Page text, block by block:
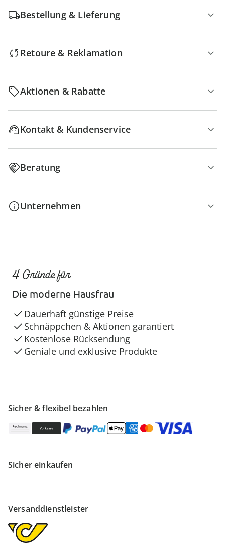
Bestellung & Lieferung
Retoure & Reklamation
Aktionen & Rabatte
Kontakt & Kundenservice
Beratung
Unternehmen
Sicher & flexibel bezahlen
Sicher einkaufen
Versanddienstleister
4 Gründe für
Die moderne Hausfrau
Dauerhaft günstige Preise
Schnäppchen & Aktionen garantiert
Kostenlose Rücksendung
Geniale und exklusive Produkte